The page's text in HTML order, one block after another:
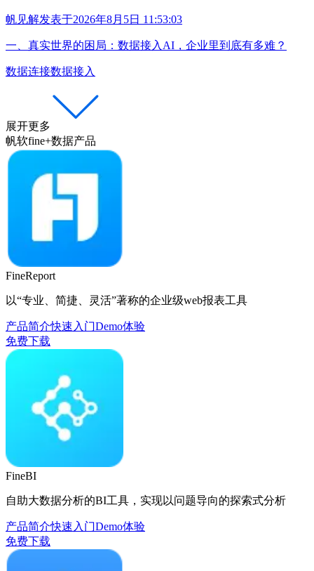
帆见解发表于2026年8月5日 11:53:03
一、真实世界的困局：数据接入AI，企业里到底有多难？
数据连接数据接入
展开更多
帆软fine+数据产品
FineReport
以“专业、简捷、灵活”著称的企业级web报表工具
产品简介快速入门Demo体验
免费下载
FineBI
自助大数据分析的BI工具，实现以问题导向的探索式分析
产品简介快速入门Demo体验
免费下载